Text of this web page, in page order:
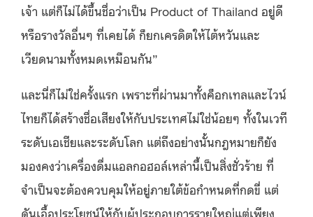
เจ้า แต่ก็ไม่ได้ขึ้นชื่อว่าเป็น Product of Thailand อยู่ดี
หรือรางวัลอื่นๆ ที่เคยได้ ก็ยกเครดิตให้ไต้หวันและ
เวียดนามทั้งหมดเหมือนกัน”
และนี่ก็ไม่ใช่ครั้งแรก เพราะที่ผ่านมาทั้งค็อกเทลและไวน์
ไทยก็ได้สร้างชื่อเสียงให้กับประเทศไม่ใช่น้อยๆ ทั้งในเวที
ระดับเอเชียและระดับโลก แต่ถึงอย่างนั้นกฎหมายก็ยัง
มองคงว่าเครื่องดื่มแอลกอฮอล์เหล่านี้เป็นสิ่งชั่วร้าย ที่
จำเป็นจะต้องควบคุมให้อยู่ภายใต้ข้อกำหนดที่กดขี่ แต่
ดันเอื้อประโยชน์ให้กับผู้ประกอบการรายใหญ่แต่เพียง